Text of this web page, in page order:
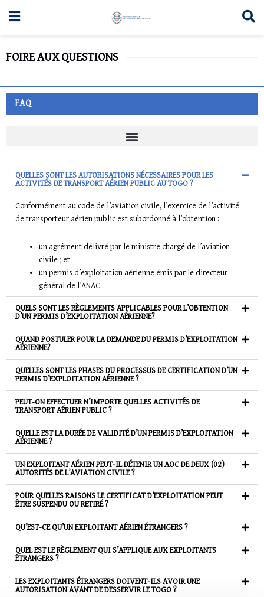
FOIRE AUX QUESTIONS
FAQ
QUELLES SONT LES AUTORISATIONS NÉCESSAIRES POUR LES
ACTIVITÉS DE TRANSPORT AÉRIEN PUBLIC AU TOGO ?
Conformément au code de l’aviation civile, l’exercice de l’activité
de transporteur aérien public est subordonné à l’obtention :
un agrément délivré par le ministre chargé de l’aviation
civile ; et
un permis d’exploitation aérienne émis par le directeur
général de l’ANAC.
QUELS SONT LES RÈGLEMENTS APPLICABLES POUR L’OBTENTION
D’UN PERMIS D’EXPLOITATION AÉRIENNE?
QUAND POSTULER POUR LA DEMANDE DU PERMIS D’EXPLOITATION
AÉRIENNE?
QUELLES SONT LES PHASES DU PROCESSUS DE CERTIFICATION D’UN
PERMIS D’EXPLOITATION AÉRIENNE ?
PEUT-ON EFFECTUER N’IMPORTE QUELLES ACTIVITÉS DE
TRANSPORT AÉRIEN PUBLIC ?
QUELLE EST LA DURÉE DE VALIDITÉ D’UN PERMIS D’EXPLOITATION
AÉRIENNE ?
UN EXPLOITANT AÉRIEN PEUT-IL DÉTENIR UN AOC DE DEUX (02)
AUTORITÉS DE L’AVIATION CIVILE ?
POUR QUELLES RAISONS LE CERTIFICAT D’EXPLOITATION PEUT
ÊTRE SUSPENDU OU RETIRÉ ?
QU’EST-CE QU’UN EXPLOITANT AÉRIEN ÉTRANGERS ?
QUEL EST LE RÈGLEMENT QUI S’APPLIQUE AUX EXPLOITANTS
ÉTRANGERS ?
LES EXPLOITANTS ÉTRANGERS DOIVENT-ILS AVOIR UNE
AUTORISATION AVANT DE DESSERVIR LE TOGO ?